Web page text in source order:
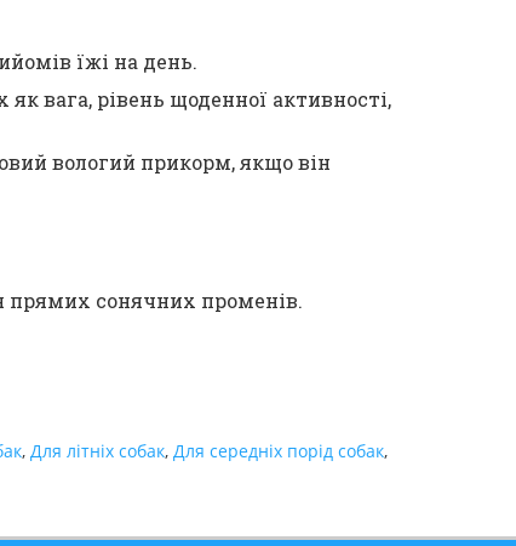
їжі на день.
вага, рівень щоденної активності,
вологий прикорм, якщо він
прямих сонячних променів.
, Для літніх собак, Для середніх порід собак,